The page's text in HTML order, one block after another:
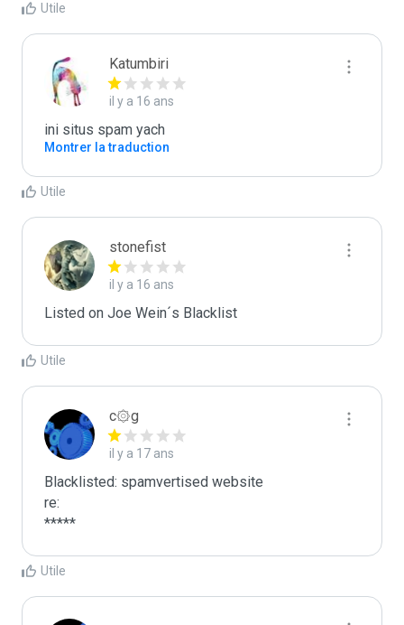
Utile
Katumbiri
il y a 16 ans
ini situs spam yach
Montrer la traduction
Utile
stonefist
il y a 16 ans
Listed on Joe Wein´s Blacklist
Utile
c۞g
il y a 17 ans
Blacklisted: spamvertised website
re:
*****
Utile